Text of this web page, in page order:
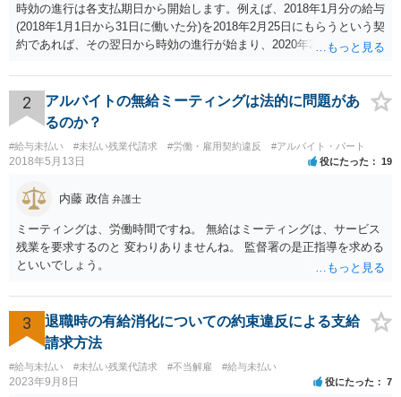
時効の進行は各支払期日から開始します。例えば、2018年1月分の給与
(2018年1月1日から31日に働いた分)を2018年2月25日にもらうという契
約であれば、その翌日から時効の進行が始まり、2020年2月25日の経
2
アルバイトの無給ミーティングは法的に問題があ
るのか？
#給与未払い #未払い残業代請求 #労働・雇用契約違反 #アルバイト・パート
2018年5月13日 役にたった 19
内藤 政信 弁護士
ミーティングは、労働時間ですね。 無給はミーティングは、サービス
残業を要求するのと 変わりありませんね。 監督署の是正指導を求める
といいでしょう。
3
退職時の有給消化についての約束違反による支給
請求方法
#給与未払い #未払い残業代請求 #不当解雇 #給与未払い
2023年9月8日 役にたった 7